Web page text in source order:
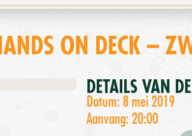
ON DECK –
DETAILS VAN
Datum: 8 mei 2019
Aanvang: 20:00